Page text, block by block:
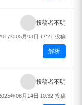
投稿者不明
年05月03日 17:21 投稿
解析
投稿者不明
年08月14日 10:32 投稿